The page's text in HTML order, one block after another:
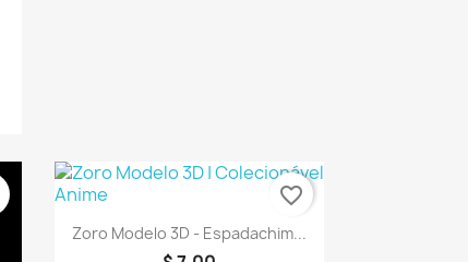
Visualização rápida
Zoro Modelo 3D - Espadachim...
favorite_border